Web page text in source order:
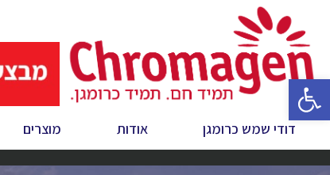
דודי שמש כרומגן אודות מוצרים
פתח סרגל נגישות